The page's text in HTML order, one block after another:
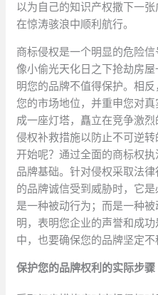
以为自己的知识产权撒下一
在惊涛骇浪中顺利航行。
商标侵权是一个明显的危险
像小偷光天化日之下抢劫房
明您的品牌不值得保护。相
您的市场地位，并重申您对
成一座灯塔，矗立在竞争激
侵权补救措施以防止不可逆
开始呢？通过全面的商标权
品牌基础。针对侵权采取法
的品牌诚信受到威胁时，它
是一种被动行为；而是一种
明，表明您企业的声誉和成
中，也要确保您的品牌坚定不
保护您的品牌权利的实际步骤